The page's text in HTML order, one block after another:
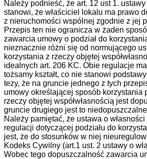
Należy podnieść, że art. 12 ust 1.
stanowi, że właściciel lokalu ma prawo
z nieruchomości wspólnej zgodnie z jej
Przepis ten nie ogranicza w żaden
zawarcia umowy o podział do
nieznacznie różni się od normującego
korzystania z rzeczy objętej
idealnych art. 206 KC. Obie regulacje
tożsamy kształt, co nie stanowi
tezy, że na gruncie jednego z tych
umowy określającej sposób korzystania
rzeczy objętej współwłasnością jest
gruncie drugiego jest to
Należy pamiętać, że ustawa o
regulacji dotyczącej podziału do
jest, że do stosunków w niej
Kodeks Cywilny (art.1 ust. 2 ustawy o
Wobec tego dopuszczalność zawarcia